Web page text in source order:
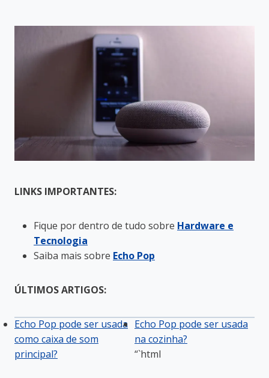
LINKS IMPORTANTES:
Fique por dentro de tudo sobre Hardware e
Tecnologia
Saiba mais sobre Echo Pop
ÚLTIMOS ARTIGOS:
Echo Pop pode ser usada
como caixa de som
principal?
Echo Pop pode ser usada
na cozinha?
“`html